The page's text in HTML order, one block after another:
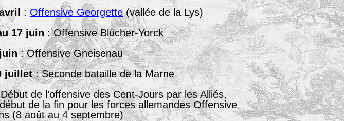
: Offensive Georgette(vallée de la Lys)
17 juin : Offensive Blücher-Yorck
: Offensive Gneisenau
juillet: Seconde bataille de la Marne
de l’offensive des Cent-Jours par les Alliés,
de la fin pour les forces allemandes Offensive
(8 août au 4 septembre)